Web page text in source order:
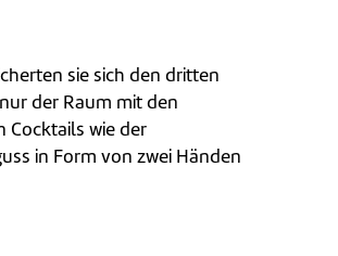
sie sich den dritten
der Raum mit den
Cocktails wie der
in Form von zwei Händen